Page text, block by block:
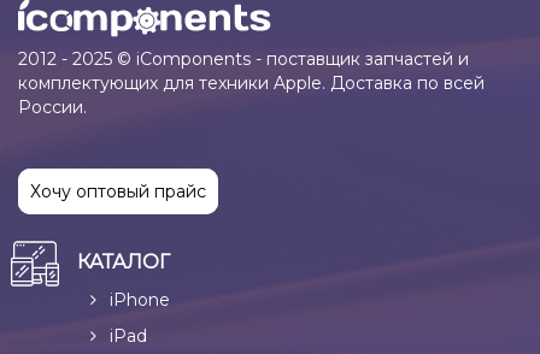
2012 - 2025 © iComponents - поставщик запчастей и
комплектующих для техники Apple. Доставка по всей
России.
Хочу оптовый прайс
КАТАЛОГ
iPhone
iPad